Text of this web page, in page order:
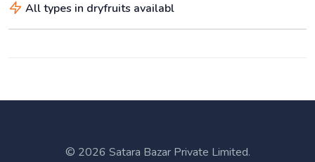
All types in dryfruits availabl
© 2026 Satara Bazar Private Limited.